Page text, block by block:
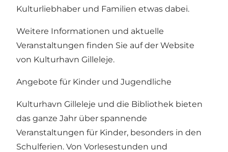
Kulturliebhaber und Familien etwas dabei.
Weitere Informationen und aktuelle
Veranstaltungen finden Sie auf der Website
von Kulturhavn Gilleleje.
Angebote für Kinder und Jugendliche
Kulturhavn Gilleleje und die Bibliothek bieten
das ganze Jahr über spannende
Veranstaltungen für Kinder, besonders in den
Schulferien. Von Vorlesestunden und